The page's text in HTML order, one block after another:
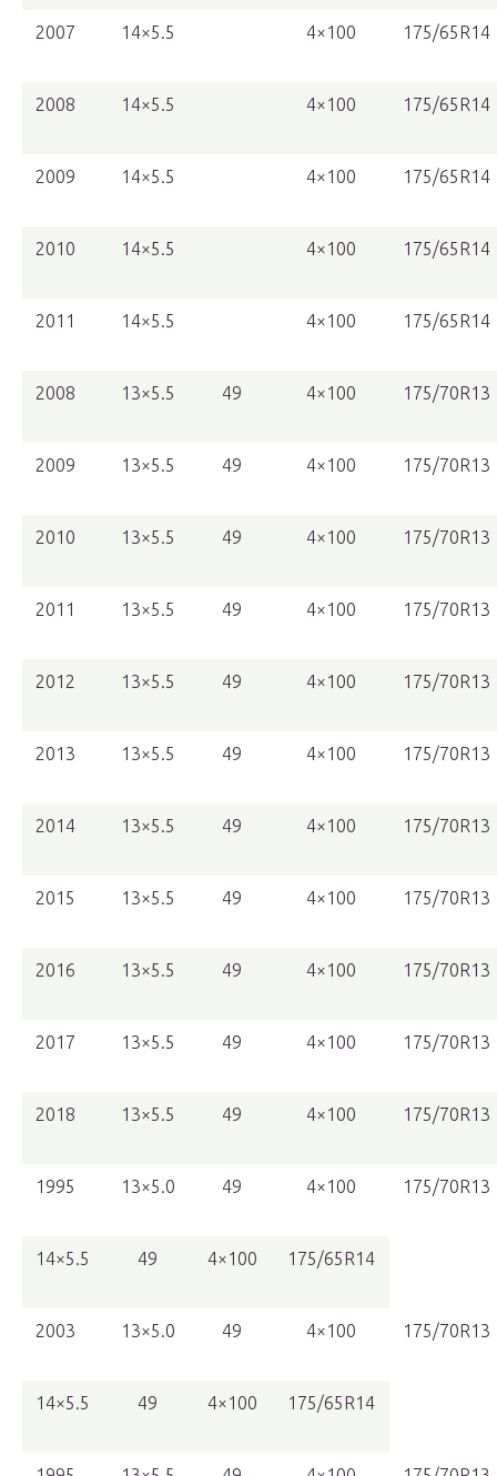
2007 14×5.5 4×100 175/65R14
2008 14×5.5 4×100 175/65R14
2009 14×5.5 4×100 175/65R14
2010 14×5.5 4×100 175/65R14
2011 14×5.5 4×100 175/65R14
2008 13×5.5 49 4×100 175/70R13
2009 13×5.5 49 4×100 175/70R13
2010 13×5.5 49 4×100 175/70R13
2011 13×5.5 49 4×100 175/70R13
2012 13×5.5 49 4×100 175/70R13
2013 13×5.5 49 4×100 175/70R13
2014 13×5.5 49 4×100 175/70R13
2015 13×5.5 49 4×100 175/70R13
2016 13×5.5 49 4×100 175/70R13
2017 13×5.5 49 4×100 175/70R13
2018 13×5.5 49 4×100 175/70R13
1995 13×5.0 49 4×100 175/70R13
14×5.5 49 4×100 175/65R14
2003 13×5.0 49 4×100 175/70R13
14×5.5 49 4×100 175/65R14